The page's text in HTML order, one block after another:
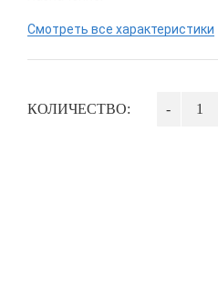
Смотреть все характеристики
КОЛИЧЕСТВО: -